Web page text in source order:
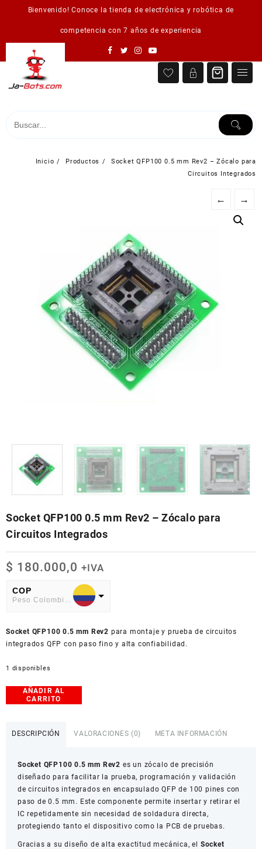
Bienvenido! Conoce la tienda de electrónica y robótica de
competencia con 7 años de experiencia
Inicio Productos
Socket QFP100 0.5 mm Rev2 – Zócalo para
Circuitos Integrados
← →
Socket QFP100 0.5 mm Rev2 – Zócalo para
Circuitos Integrados
$ 180.000,0 +IVA
COP
American Dollar
Socket QFP100 0.5 mm Rev2 para montaje y prueba de circuitos
integrados QFP con paso fino y alta confiabilidad.
1 disponibles
Socket
QFP100
Zócalo
para
Circuitos
Integrados
cantidad
AÑADIR AL
CARRITO
DESCRIPCIÓN VALORACIONES (0) META INFORMACIÓN
Socket QFP100 0.5 mm Rev2 es un zócalo de precisión
diseñado para facilitar la prueba, programación y validación
de circuitos integrados en encapsulado QFP de 100 pines con
paso de 0.5 mm. Este componente permite insertar y retirar el
IC repetidamente sin necesidad de soldadura directa,
protegiendo tanto el dispositivo como la PCB de pruebas.
Gracias a su diseño de alta exactitud mecánica, el Socket